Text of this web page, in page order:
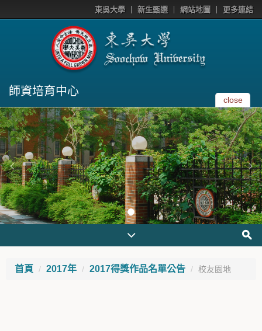
東吳大學 新生甄選 網站地圖 更多連結
師資培育中心
close
首頁 2017年 2017得獎作品名單公告 校友園地